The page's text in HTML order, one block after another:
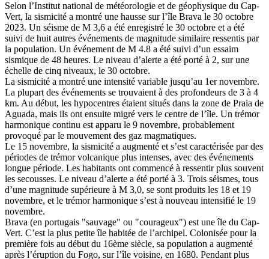
Selon l’Institut national de météorologie et de géophysique du Cap-
Vert, la sismicité a montré une hausse sur l’île Brava le 30 octobre
2023. Un séisme de M 3,6 a été enregistré le 30 octobre et a été
suivi de huit autres événements de magnitude similaire ressentis par
la population. Un événement de M 4.8 a été suivi d’un essaim
sismique de 48 heures. Le niveau d’alerte a été porté à 2, sur une
échelle de cinq niveaux, le 30 octobre.
La sismicité a montré une intensité variable jusqu’au 1er novembre.
La plupart des événements se trouvaient à des profondeurs de 3 à 4
km. Au début, les hypocentres étaient situés dans la zone de Praia de
Aguada, mais ils ont ensuite migré vers le centre de l’île. Un trémor
harmonique continu est apparu le 9 novembre, probablement
provoqué par le mouvement des gaz magmatiques.
Le 15 novembre, la sismicité a augmenté et s’est caractérisée par des
périodes de trémor volcanique plus intenses, avec des événements
longue période. Les habitants ont commencé à ressentir plus souvent
les secousses. Le niveau d’alerte a été porté à 3. Trois séismes, tous
d’une magnitude supérieure à M 3,0, se sont produits les 18 et 19
novembre, et le trémor harmonique s’est à nouveau intensifié le 19
novembre.
Brava (en portugais "sauvage" ou "courageux") est une île du Cap-
Vert. C’est la plus petite île habitée de l’archipel. Colonisée pour la
première fois au début du 16ème siècle, sa population a augmenté
après l’éruption du Fogo, sur l’île voisine, en 1680. Pendant plus